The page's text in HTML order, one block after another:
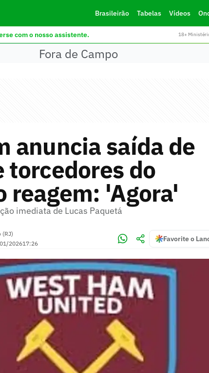
Brasileirão Tabelas Vídeos
com o nosso assistente. 18+
Fora de Campo
anuncia saída de
torcedores do
reagem: 'Agora'
imediata de Lucas Paquetá
(RJ)
202617:26
Favorite o